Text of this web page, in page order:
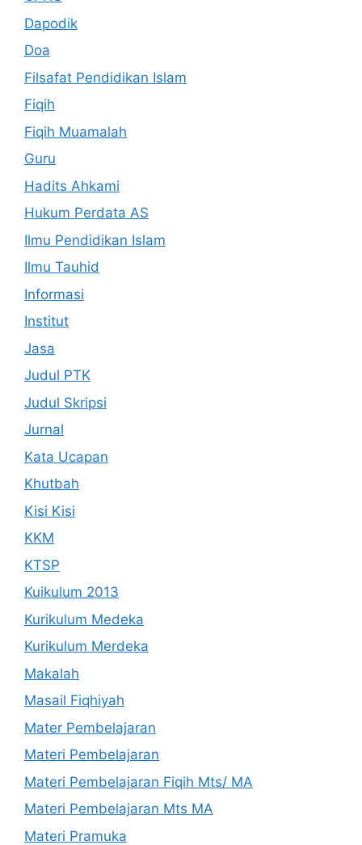
Dapodik
Doa
Filsafat Pendidikan Islam
Fiqih
Fiqih Muamalah
Guru
Hadits Ahkami
Hukum Perdata AS
Ilmu Pendidikan Islam
Ilmu Tauhid
Informasi
Institut
Jasa
Judul PTK
Judul Skripsi
Jurnal
Kata Ucapan
Khutbah
Kisi Kisi
KKM
KTSP
Kuikulum 2013
Kurikulum Medeka
Kurikulum Merdeka
Makalah
Masail Fiqhiyah
Mater Pembelajaran
Materi Pembelajaran
Materi Pembelajaran Fiqih Mts/ MA
Materi Pembelajaran Mts MA
Materi Pramuka